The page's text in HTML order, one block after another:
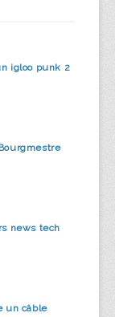
igloo punk 2
news tech
un câble